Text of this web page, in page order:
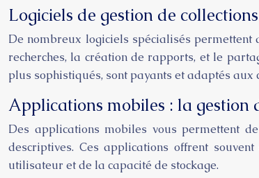
Logiciels de gestion de
De nombreux logiciels spécialisés permettent
recherches, la création de rapports, et le
plus sophistiqués, sont payants et adaptés
Applications mobiles : la gestion
Des applications mobiles vous permettent
descriptives. Ces applications offrent
utilisateur et de la capacité de stockage.